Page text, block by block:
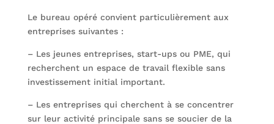
Le bureau opéré convient particulièrement aux
entreprises suivantes :
– Les jeunes entreprises, start-ups ou PME, qui
recherchent un espace de travail flexible sans
investissement initial important.
– Les entreprises qui cherchent à se concentrer
sur leur activité principale sans se soucier de la